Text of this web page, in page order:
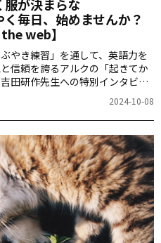
服が決まらな
毎日、始めませんか？
web】
やき練習」を通して、英語力を
信頼を誇るアルクの「起きてか
田研作先生への特別インタビュ
2024-10-08